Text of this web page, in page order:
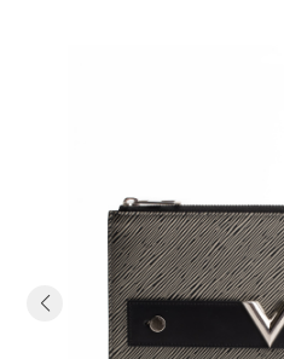
Previous